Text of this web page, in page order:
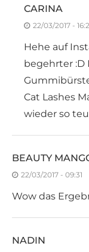
CARINA
22/03/2017 -
Hehe auf
begehrter :D
Cat Lashes
wieder so
BEAUTY
22/03/2017 - 09:31
Wow das
NADIN